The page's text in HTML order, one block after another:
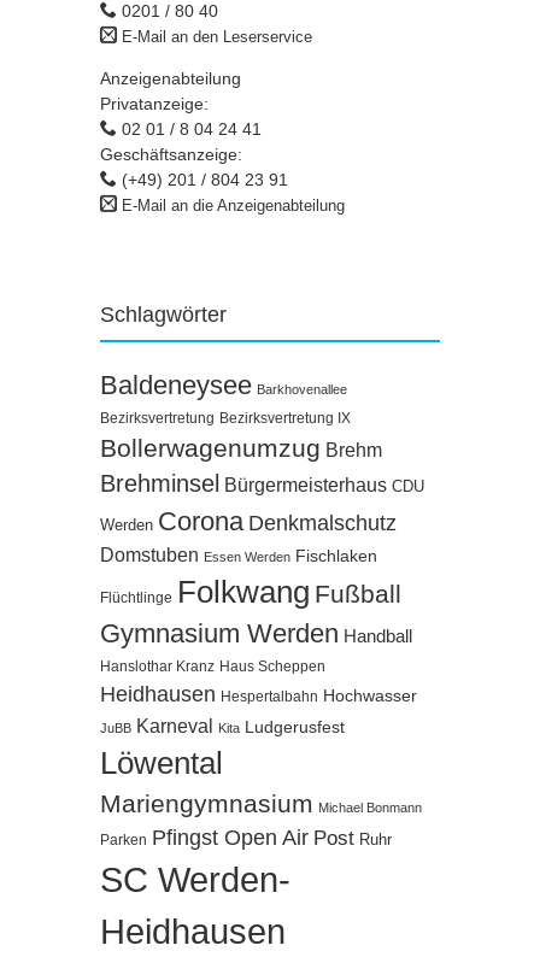
0201 / 80 40
E-Mail an den Leserservice
Anzeigenabteilung
Privatanzeige:
02 01 / 8 04 24 41
Geschäftsanzeige:
(+49) 201 / 804 23 91
E-Mail an die Anzeigenabteilung
Schlagwörter
Baldeneysee Barkhovenallee
Bezirksvertretung Bezirksvertretung IX
Bollerwagenumzug Brehm
Brehminsel Bürgermeisterhaus CDU
Werden Corona Denkmalschutz
Domstuben Essen Werden Fischlaken
Flüchtlinge Folkwang Fußball
Gymnasium Werden Handball
Hanslothar Kranz Haus Scheppen
Heidhausen Hespertalbahn Hochwasser
JuBB Karneval Kita Ludgerusfest
Löwental
Mariengymnasium Michael Bonmann
Parken Pfingst Open Air Post Ruhr
SC Werden-
Heidhausen